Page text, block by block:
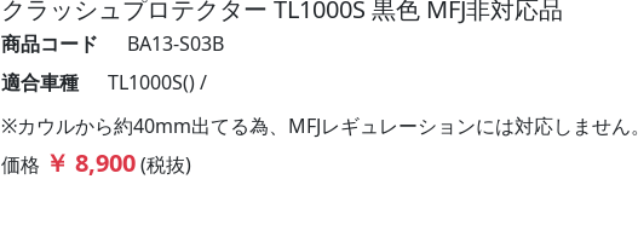
クラッシュプロテクター TL1000S 黒色 MFJ非対応品
商品コード
BA13-S03B
適合車種
TL1000S() /
※カウルから約40mm出てる為、MFJレギュレーションには対応しません。
価格 ￥ 8,900(税抜)